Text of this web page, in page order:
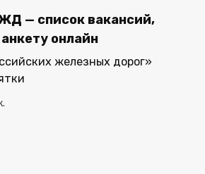
— список вакансий,
онлайн
железных дорог»